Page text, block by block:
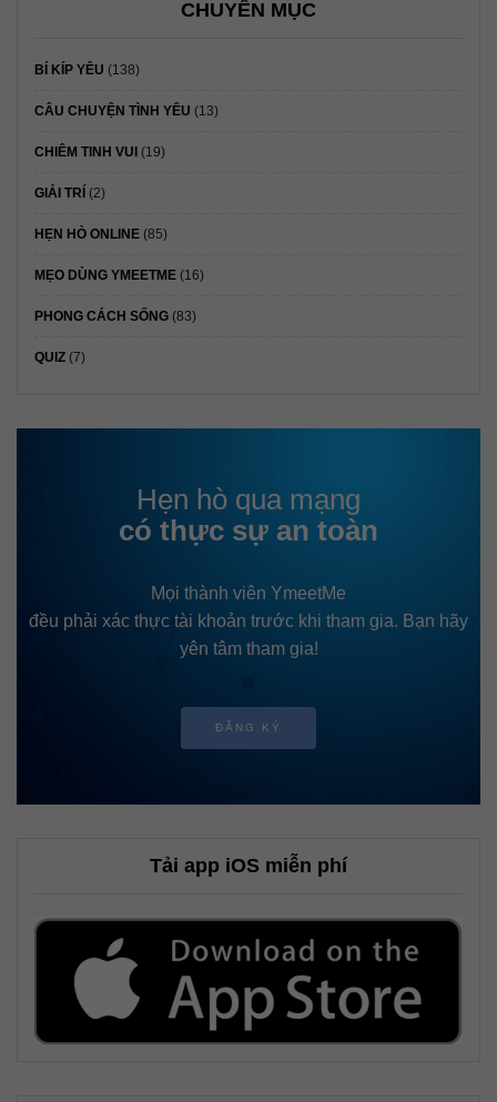
CHUYÊN MỤC
BÍ KÍP YÊU (138)
CÂU CHUYỆN TÌNH YÊU (13)
CHIÊM TINH VUI (19)
GIẢI TRÍ (2)
HẸN HÒ ONLINE (85)
MẸO DÙNG YMEETME (16)
PHONG CÁCH SỐNG (83)
QUIZ (7)
Hẹn hò qua mạng
có thực sự an toàn
Mọi thành viên YmeetMe
đều phải xác thực tài khoản trước khi tham gia. Bạn hãy
yên tâm tham gia!
ĐĂNG KÝ
Tải app iOS miễn phí